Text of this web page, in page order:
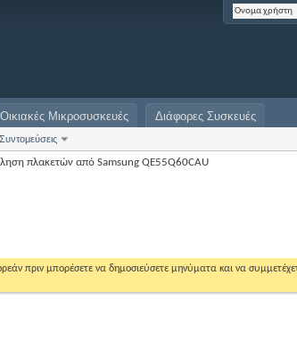
Συντομεύσεις
Οικιακές Μικροσυσκευές Διάφορες Συσκευές
πλακετών από Samsung QE55Q60CAU
πριν μπορέσετε να δημοσιεύσετε μηνύματα και να